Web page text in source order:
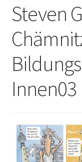
Steven
Innen03